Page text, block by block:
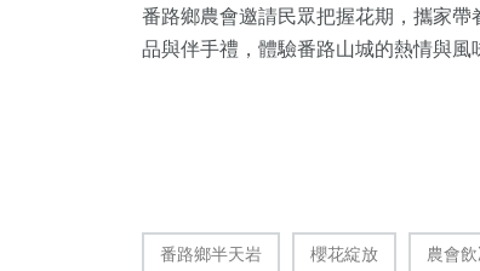
番路鄉農會邀請民眾把握花期，攜家
品與伴手禮，體驗番路山城的熱情與風
番路鄉半天岩 櫻花綻放 農會